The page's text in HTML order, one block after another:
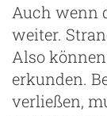
Auch wenn
weiter.
Also
erkunden.
verließen,